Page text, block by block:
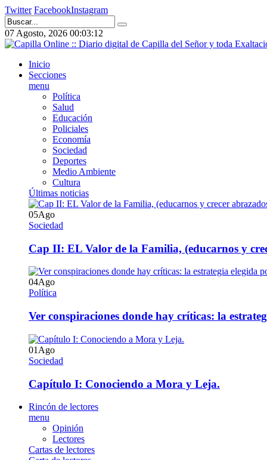
Twitter FacebookInstagram
07 Agosto, 2026 00:03:13
Inicio
Secciones
menu
Política
Salud
Educación
Policiales
Economía
Sociedad
Deportes
Medio Ambiente
Cultura
Últimas noticias
05Ago
Sociedad
Cap II: EL Valor de la Familia, (educarnos y
04Ago
Política
Ver conspiraciones donde hay críticas: la
01 Ago
Sociedad
Capítulo I: Conociendo a Mora y Leja.
Rincón de lectores
menu
Opinión
Lectores
Cartas de lectores